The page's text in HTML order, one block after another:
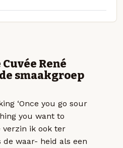
René
smaakgroep
‘Once you go sour
you want to
verzin ik ook ter
de waar- heid als een